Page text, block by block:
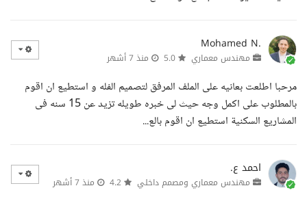
Mohamed N.
مهندس معماري منذ 7 أشهر
مرحبا اطلعت بعانيه على الملف المرفق لتصميم الفله و استطيع ان اقوم
بالمطلوب على اكمل وجه حيث لى خبره طويله تزيد عن 15 سنه فى
المشاريع السكنية استطيع ان اقوم بالع...
احمد ع.
مهندس معماري ومصمم داخلي منذ 7 أشهر